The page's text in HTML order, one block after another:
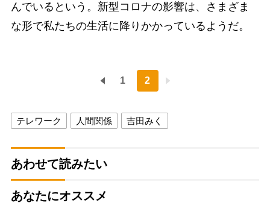
んでいるという。新型コロナの影響は、さまざま
な形で私たちの生活に降りかかっているようだ。
1 2
テレワーク 人間関係 吉田みく
あわせて読みたい
あなたにオススメ